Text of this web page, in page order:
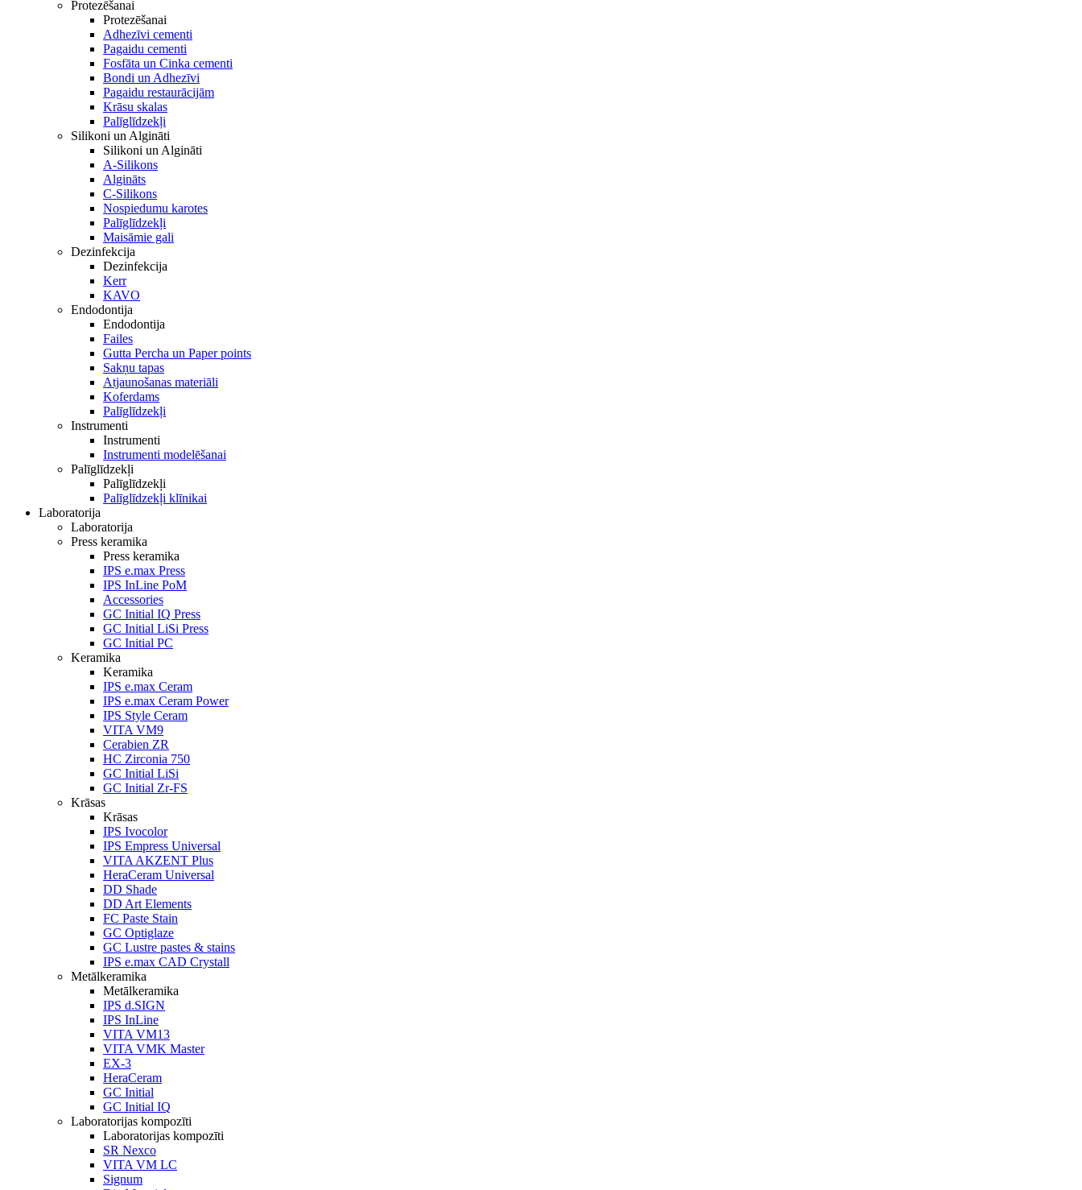
Protezēšanai
Protezēšanai
Adhezīvi cementi
Pagaidu cementi
Fosfāta un Cinka cementi
Bondi un Adhezīvi
Pagaidu restaurācijām
Krāsu skalas
Palīglīdzekļi
Silikoni un Algināti
Silikoni un Algināti
A-Silikons
Algināts
C-Silikons
Nospiedumu karotes
Palīglīdzekļi
Maisāmie gali
Dezinfekcija
Dezinfekcija
Kerr
KAVO
Endodontija
Endodontija
Failes
Gutta Percha un Paper points
Sakņu tapas
Atjaunošanas materiāli
Koferdams
Palīglīdzekļi
Instrumenti
Instrumenti
Instrumenti modelēšanai
Palīglīdzekļi
Palīglīdzekļi
Palīglīdzekļi klīnikai
Laboratorija
Laboratorija
Press keramika
Press keramika
IPS e.max Press
IPS InLine PoM
Accessories
GC Initial IQ Press
GC Initial LiSi Press
GC Initial PC
Keramika
Keramika
IPS e.max Ceram
IPS e.max Ceram Power
IPS Style Ceram
VITA VM9
Cerabien ZR
HC Zirconia 750
GC Initial LiSi
GC Initial Zr-FS
Krāsas
Krāsas
IPS Ivocolor
IPS Empress Universal
VITA AKZENT Plus
HeraCeram Universal
DD Shade
DD Art Elements
FC Paste Stain
GC Optiglaze
GC Lustre pastes & stains
IPS e.max CAD Crystall
Metālkeramika
Metālkeramika
IPS d.SIGN
IPS InLine
VITA VM13
VITA VMK Master
EX-3
HeraCeram
GC Initial
GC Initial IQ
Laboratorijas kompozīti
Laboratorijas kompozīti
SR Nexco
VITA VM LC
Signum